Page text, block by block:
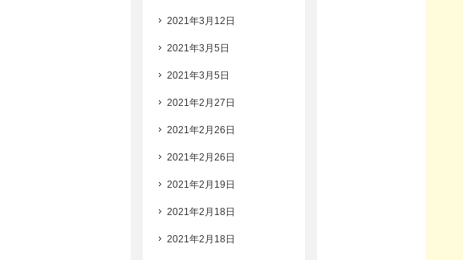
2021年3月12日
2021年3月5日
2021年3月5日
2021年2月27日
2021年2月26日
2021年2月26日
2021年2月19日
2021年2月18日
2021年2月18日